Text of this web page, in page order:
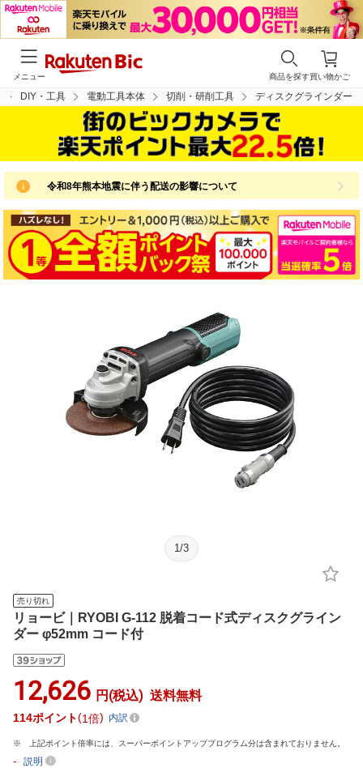
買い物かご
商品を探す
メニュー
DIY・工具 電動工具本体 切削・研削工具 ディスクグラインダー
令和8年熊本地震に伴う配送の影響について
1 /3
売り切れ
リョービ｜RYOBI G-112 脱着コード式ディスクグライン
ダー φ52mm コード付
12,626 円(税込) 送料無料
114ポイント 1倍 内訳
上記ポイント倍率には、スーパーポイントアッププログラム分は含まれておりません。
- 説明